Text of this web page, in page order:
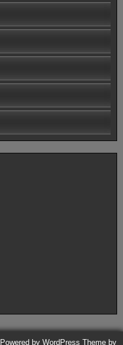
Powered by WordPress Theme by